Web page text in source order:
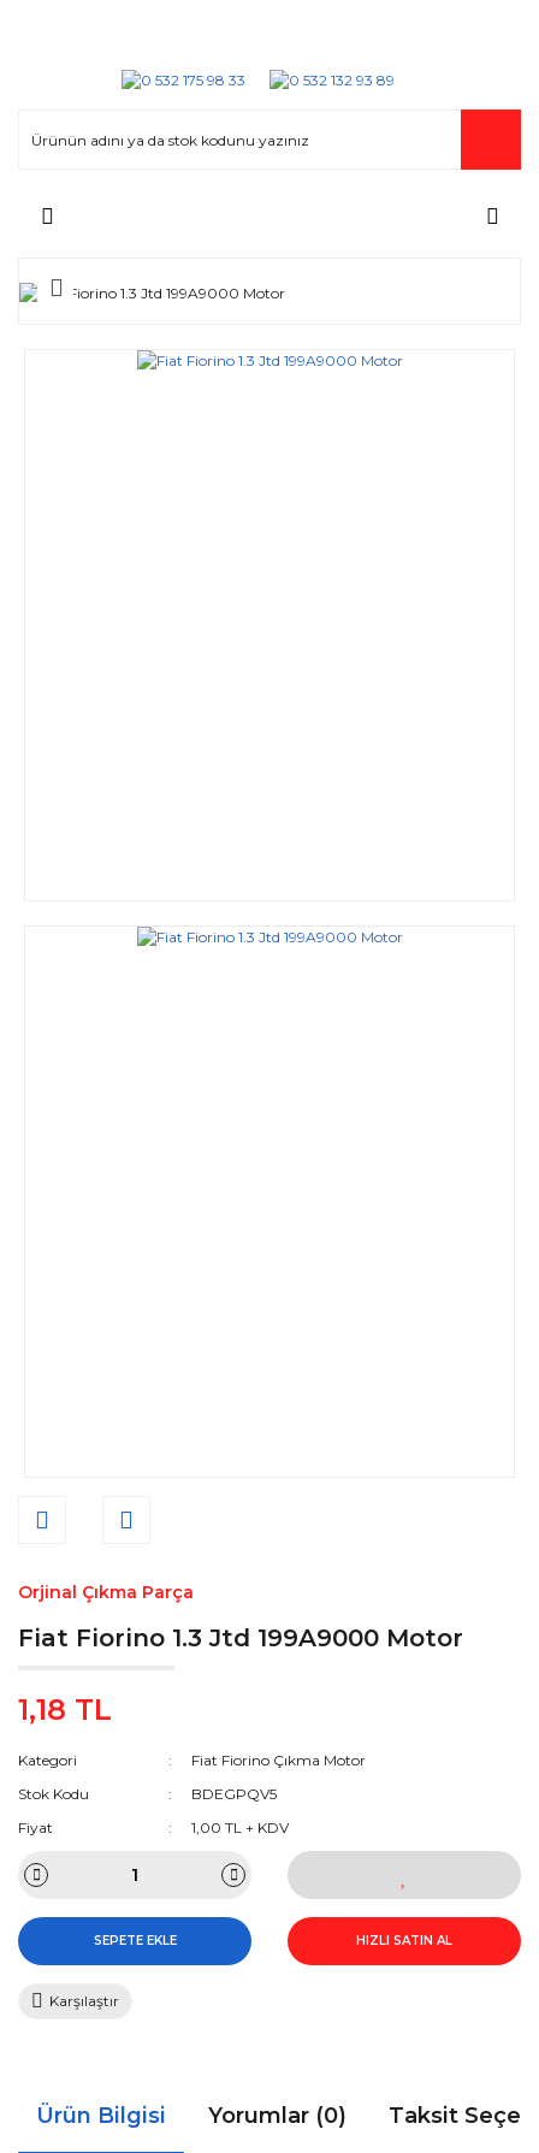
Orjinal Çıkma Parça
Fiat Fiorino 1.3 Jtd 199A9000 Motor
1,18 TL
Kategori
Fiat Fiorino Çıkma Motor
Stok Kodu
BDEGPQV5
Fiyat
1,00 TL + KDV
SEPETE EKLE HIZLI SATIN AL
Karşılaştır
Ürün Bilgisi Yorumlar (0) Taksit